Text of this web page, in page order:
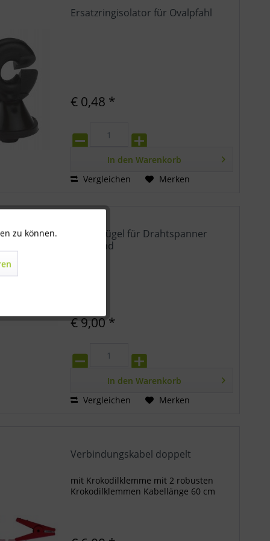
Ersatzringisolator für Ovalpfahl
€ 0,48 *
In den Warenkorb
Vergleichen
Merken
Spannbügel für Drahtspanner
rotierend
€ 9,00 *
In den Warenkorb
Vergleichen
Merken
Verbindungskabel doppelt
mit Krokodilklemme mit 2 robusten
Krokodilklemmen Kabellänge 60 cm
Aktiv
zu können.